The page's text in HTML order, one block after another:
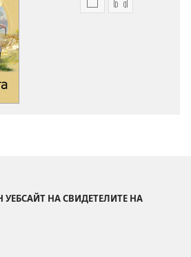
Опции
Библията
Опции
Библията
НА СВИДЕТЕЛИТЕ НА